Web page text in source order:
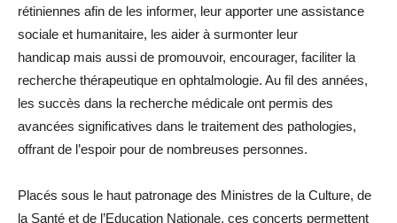
rétiniennes afin de les informer, leur apporter une assistance
sociale et humanitaire, les aider à surmonter leur
handicap mais aussi de promouvoir, encourager, faciliter la
recherche thérapeutique en ophtalmologie. Au fil des années,
les succès dans la recherche médicale ont permis des
avancées significatives dans le traitement des pathologies,
offrant de l’espoir pour de nombreuses personnes.
Placés sous le haut patronage des Ministres de la Culture, de
la Santé et de l’Education Nationale, ces concerts permettent